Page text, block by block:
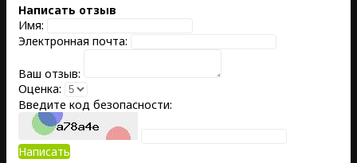
Написать отзыв
Имя:
Электронная почта:
Ваш отзыв:
Оценка:
Введите код безопасности:
Написать